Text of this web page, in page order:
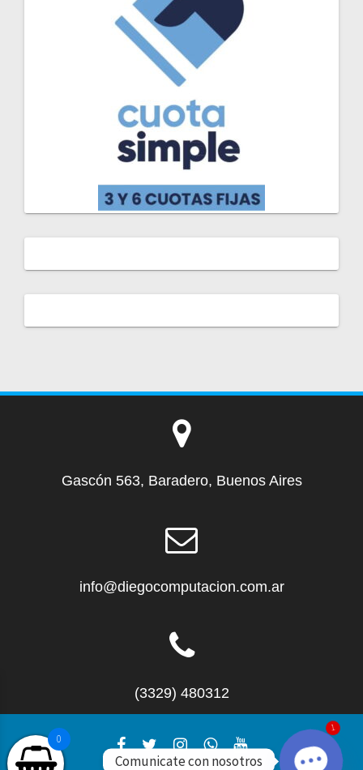
Gascón 563, Baradero, Buenos Aires
info@diegocomputacion.com.ar
(3329) 480312
0
Comunicate con nosotros